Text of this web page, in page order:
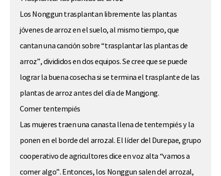
Los Nonggun trasplantan libremente las plantas
jóvenes de arroz en el suelo, al mismo tiempo, que
cantan una canción sobre “trasplantar las plantas de
arroz”, divididos en dos equipos. Se cree que se puede
lograr la buena cosecha si se termina el trasplante de las
plantas de arroz antes del día de Mangjong.
Comer tentempiés
Las mujeres traen una canasta llena de tentempiés y la
ponen en el borde del arrozal. El líder del Durepae, grupo
cooperativo de agricultores dice en voz alta “vamos a
comer algo”. Entonces, los Nonggun salen del arrozal,